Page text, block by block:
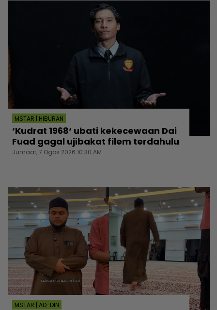
MSTAR | HIBURAN
‘Kudrat 1968‘ ubati kekecewaan Dai
Fuad gagal ujibakat filem terdahulu
Jumaat, 7 Ogos 2026 10:30 AM
MSTAR | AD-DIN